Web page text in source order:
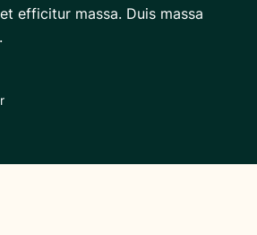
efficitur massa. Duis massa